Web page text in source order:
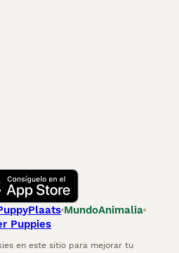
MundoAnimalia
Puppies
en este sitio para mejorar tu